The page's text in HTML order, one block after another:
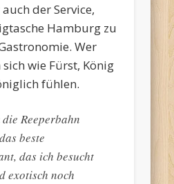
der Service,
Hamburg zu
Wer
wie Fürst, König
fühlen.
Reeperbahn
beste
das ich besucht
exotisch noch